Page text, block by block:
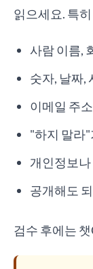
읽으세요. 특
사람 이름,
숫자, 날짜,
이메일 주
"하지 말라
개인정보
공개해도
검수 후에는